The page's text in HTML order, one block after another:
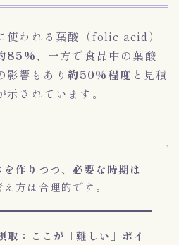
使われる葉酸（folic acid）
85%、一方で食品中の葉酸
影響もあり 約50%程度 と見積
されています。
を作りつつ、必要な時期は
え方は合理的です。
：ここが「難しい」ポイ